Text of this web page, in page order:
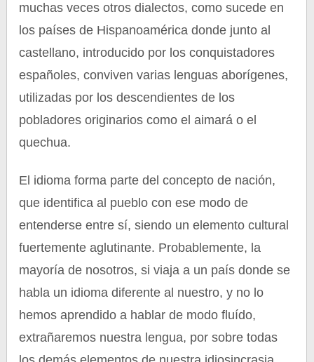
muchas veces otros dialectos, como sucede en
los países de Hispanoamérica donde junto al
castellano, introducido por los conquistadores
españoles, conviven varias lenguas aborígenes,
utilizadas por los descendientes de los
pobladores originarios como el aimará o el
quechua.
El idioma forma parte del concepto de nación,
que identifica al pueblo con ese modo de
entenderse entre sí, siendo un elemento cultural
fuertemente aglutinante. Probablemente, la
mayoría de nosotros, si viaja a un país donde se
habla un idioma diferente al nuestro, y no lo
hemos aprendido a hablar de modo fluído,
extrañaremos nuestra lengua, por sobre todas